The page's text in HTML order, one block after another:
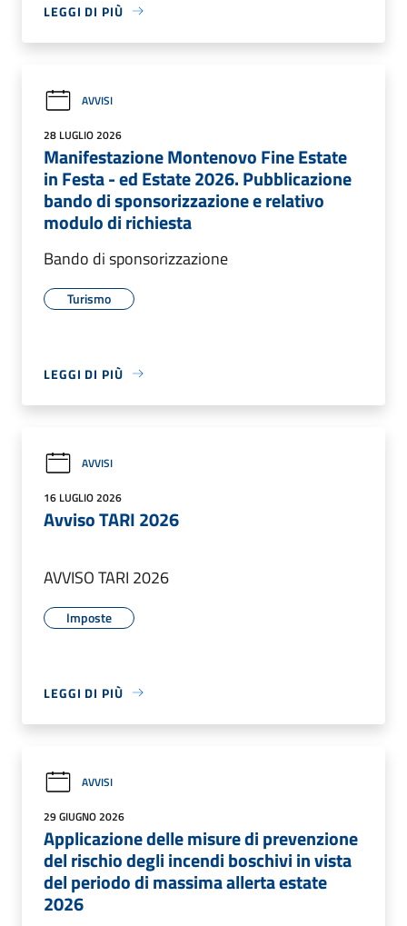
LEGGI DI PIÙ
AVVISI
28 LUGLIO 2026
Manifestazione Montenovo Fine Estate
in Festa - ed Estate 2026. Pubblicazione
bando di sponsorizzazione e relativo
modulo di richiesta
Bando di sponsorizzazione
Turismo
LEGGI DI PIÙ
AVVISI
16 LUGLIO 2026
Avviso TARI 2026
AVVISO TARI 2026
Imposte
LEGGI DI PIÙ
AVVISI
29 GIUGNO 2026
Applicazione delle misure di prevenzione
del rischio degli incendi boschivi in vista
del periodo di massima allerta estate
2026